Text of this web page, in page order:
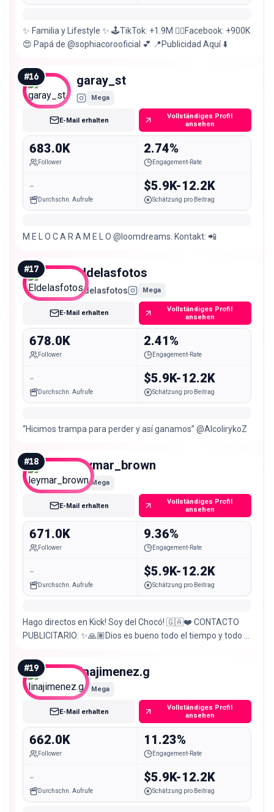
✨ Familia y Lifestyle ✨ 🕹️TikTok: +1.9M 🧞‍♂️Facebook: +900K
😍 Papá de @sophiacorooficial 💕 📍Publicidad Aquí ⬇️
#16 garay_st
Mega
E-Mail erhalten
Vollständiges Profil
ansehen
683.0K
Follower
2.74%
Engagement-Rate
-
Durchschn. Aufrufe
$5.9K-12.2K
Schätzung pro Beitrag
M E L O C A R A M E L O @loomdreams. Kontakt: 📲
#17 eldelasfotos
Eldelasfotos Mega
E-Mail erhalten
Vollständiges Profil
ansehen
678.0K
Follower
2.41%
Engagement-Rate
-
Durchschn. Aufrufe
$5.9K-12.2K
Schätzung pro Beitrag
“Hicimos trampa para perder y así ganamos” @AlcolirykoZ
#18 leymar_brown
Mega
E-Mail erhalten
Vollständiges Profil
ansehen
671.0K
Follower
9.36%
Engagement-Rate
-
Durchschn. Aufrufe
$5.9K-12.2K
Schätzung pro Beitrag
Hago directos en Kick! Soy del Chocó! 🇬🇦❤️ CONTACTO
PUBLICITARIO: ✨🙏🏽Dios es bueno todo el tiempo y todo el
#19 linajimenez.g
Mega
E-Mail erhalten
Vollständiges Profil
ansehen
662.0K
Follower
11.23%
Engagement-Rate
-
Durchschn. Aufrufe
$5.9K-12.2K
Schätzung pro Beitrag